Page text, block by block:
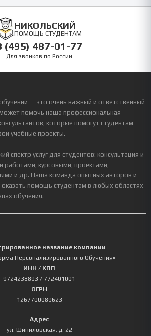
НИКОЛЬСКИЙ
ПОМОЩЬ СТУДЕНТАМ
(495) 487-01-77
Для звонков по России
— это очень важный и ответственный
помочь наша профессиональная
которые помогут студентам
учебные проекты.
спектр услуг для студентов: консультация и
курсовыми, проектами,
и др. Наша команда опытных авторов и
оказать помощь студентам в любых областях
обучения.
название компании
Персонализированного Обучения»
ИНН / КПП
9724238893 / 772401001
ОГРН
1267700089623
Адрес
ул. Шипиловская, д. 22